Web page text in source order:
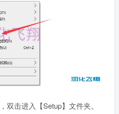
双击进入【Setup】文件夹。